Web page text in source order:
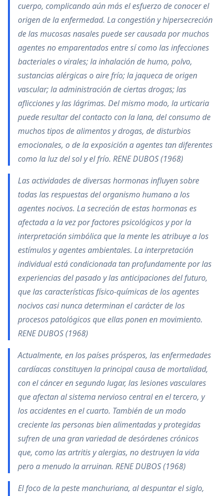
cuerpo, complicando aún más el esfuerzo de conocer el
origen de la enfermedad. La congestión y hipersecreción
de las mucosas nasales puede ser causada por muchos
agentes no emparentados entre sí como las infecciones
bacteriales o virales; la inhalación de humo, polvo,
sustancias alérgicas o aire frío; la jaqueca de origen
vascular; la administración de ciertas drogas; las
aflicciones y las lágrimas. Del mismo modo, la urticaria
puede resultar del contacto con la lana, del consumo de
muchos tipos de alimentos y drogas, de disturbios
emocionales, o de la exposición a agentes tan diferentes
como la luz del sol y el frío. RENE DUBOS (1968)
Las actividades de diversas hormonas influyen sobre
todas las respuestas del organismo humano a los
agentes nocivos. La secreción de estas hormonas es
afectada a la vez por factores psicológicos y por la
interpretación simbólica que la mente les atribuye a los
estímulos y agentes ambientales. La interpretación
individual está condicionada tan profundamente por las
experiencias del pasado y las anticipaciones del futuro,
que las características físico-químicas de los agentes
nocivos casi nunca determinan el carácter de los
procesos patológicos que ellas ponen en movimiento.
RENE DUBOS (1968)
Actualmente, en los países prósperos, las enfermedades
cardíacas constituyen la principal causa de mortalidad,
con el cáncer en segundo lugar, las lesiones vasculares
que afectan al sistema nervioso central en el tercero, y
los accidentes en el cuarto. También de un modo
creciente las personas bien alimentadas y protegidas
sufren de una gran variedad de desórdenes crónicos
que, como las artritis y alergias, no destruyen la vida
pero a menudo la arruinan. RENE DUBOS (1968)
El foco de la peste manchuriana, al despuntar el siglo,